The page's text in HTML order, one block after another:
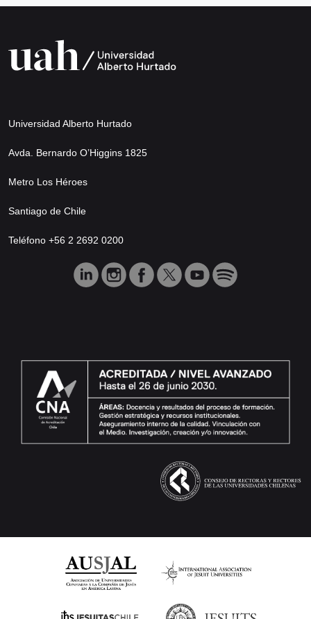
Universidad Alberto Hurtado
Avda. Bernardo O’Higgins 1825
Metro Los Héroes
Santiago de Chile
Teléfono +56 2 2692 0200